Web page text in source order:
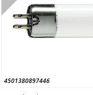
4501380897446